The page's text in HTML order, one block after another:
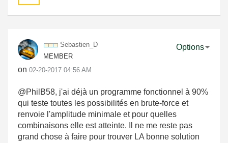
Sebastien_D
MEMBER
on ‎02-20-2017 04:56 AM
Options
@PhilB58, j'ai déjà un programme fonctionnel à 90%
qui teste toutes les possibilités en brute-force et
renvoie l'amplitude minimale et pour quelles
combinaisons elle est atteinte. Il ne me reste pas
grand chose à faire pour trouver LA bonne solution